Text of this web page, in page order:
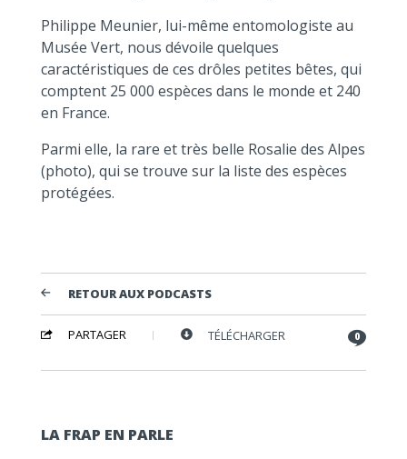
Philippe Meunier, lui-même entomologiste au
Musée Vert, nous dévoile quelques
caractéristiques de ces drôles petites bêtes, qui
comptent 25 000 espèces dans le monde et 240
en France.
Parmi elle, la rare et très belle Rosalie des Alpes
(photo), qui se trouve sur la liste des espèces
protégées.
RETOUR AUX PODCASTS
PARTAGER TÉLÉCHARGER 0
LA FRAP EN PARLE